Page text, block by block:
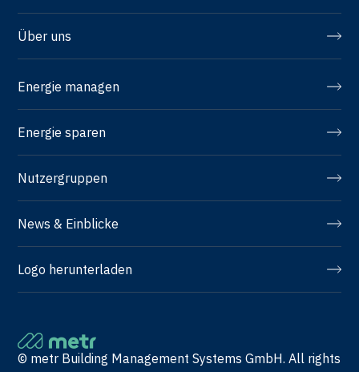
Über uns
Energie managen
Energie sparen
Nutzergruppen
News & Einblicke
Logo herunterladen
© metr Building Management Systems GmbH. All rights